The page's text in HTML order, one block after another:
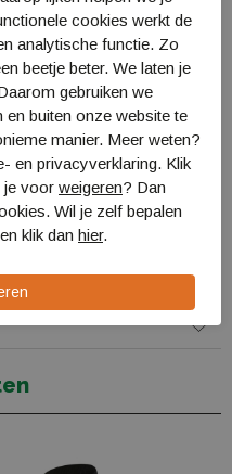
thermische isolatie
dankzij de
constructie
hoge controle
en linker vulling en teenbox
cookies werkt de
analytische functie. Zo
beetje beter. We laten je
gebruiken we
en buiten onze website te
manier. Meer weten?
en privacyverklaring. Klik
je voor weigeren? Dan
Wil je zelf bepalen
klik dan hier.